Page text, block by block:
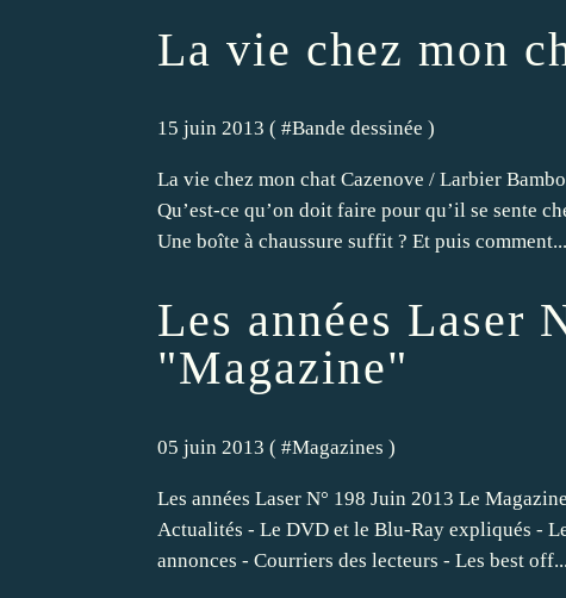
La vie chez mon
15 juin 2013 ( #Bande dessinée )
La vie chez mon chat Cazenove / Larbier
Qu’est-ce qu’on doit faire pour qu’il se sente
Une boîte à chaussure suffit ? Et puis comment...
Les années Laser
"Magazine"
05 juin 2013 ( #Magazines )
Les années Laser N° 198 Juin 2013 Le
Actualités - Le DVD et le Blu-Ray expliqués -
annonces - Courriers des lecteurs - Les best off...